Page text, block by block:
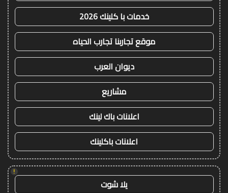
خدمات با كلينك 2026
موقع تجاربنا تجارب الحياه
ديوان العرب
مشاريع
اعلانات باك لينك
اعلانات باكلينك
!
يلا شوت